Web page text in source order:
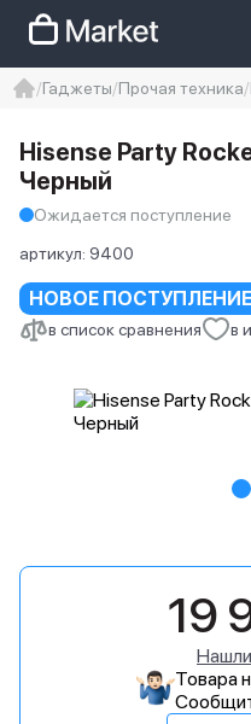
Iphone 14 pro max
Гаджеты Прочая техника
НОВОЕ ПОСТУПЛЕНИЕ
в список сравнения в
Hisense Party
Черный
Ожидается поступление
артикул: 9400
19
Товара